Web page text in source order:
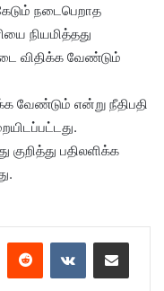
நடைபெறாத
நியமித்தது
விதிக்க வேண்டும்
வேண்டும் என்று நீதிபதி
பதிலளிக்க
PinterestReddit VKontakteShare via Email